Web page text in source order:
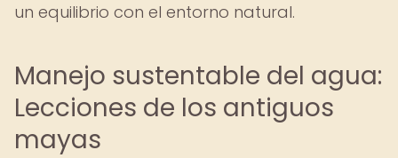
un equilibrio con el entorno natural.
Manejo sustentable del agua:
Lecciones de los antiguos
mayas